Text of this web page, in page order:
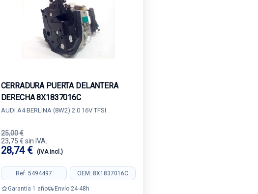
CERRADURA PUERTA DELANTERA
DERECHA 8X1837016C
AUDI A4 BERLINA (8W2) 2.0 16V TFSI
25,00 €
23,75 € sin IVA.
28,74 € (IVA incl.)
Ref: 5494497 OEM: 8X1837016C
Garantía 1 año Envío 24-48h